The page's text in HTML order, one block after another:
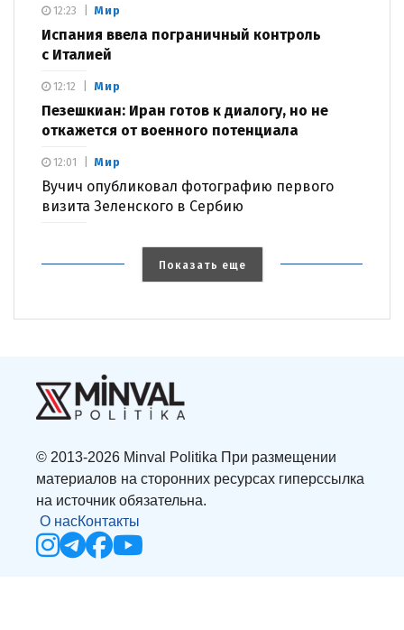
Мир
Испания ввела пограничный контроль
с Италией
12:23
Мир
Пезешкиан: Иран готов к диалогу, но не
откажется от военного потенциала
12:12
Мир
Вучич опубликовал фотографию первого
визита Зеленского в Сербию
12:01
Показать еще
© 2013-2026 Minval Politika При размещении
материалов на сторонних ресурсах гиперссылка
на источник обязательна.
О насКонтакты